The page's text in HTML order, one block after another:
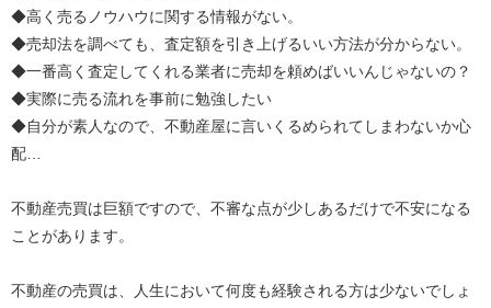
◆高く売るノウハウに関する情報がない。
◆売却法を調べても、査定額を引き上げるいい方法が分からない。
◆一番高く査定してくれる業者に売却を頼めばいいんじゃないの？
◆実際に売る流れを事前に勉強したい
◆自分が素人なので、不動産屋に言いくるめられてしまわないか心
配…
不動産売買は巨額ですので、不審な点が少しあるだけで不安になる
ことがあります。
不動産の売買は、人生において何度も経験される方は少ないでしょ